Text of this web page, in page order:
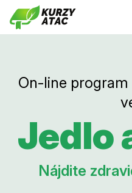
On-line
Jedlo
Nájdite